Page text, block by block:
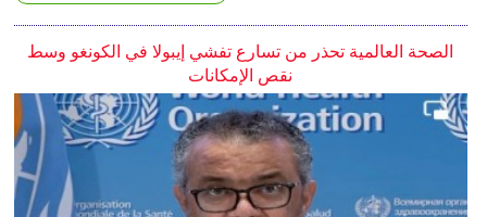
الصحة العالمية تحذر من تسارع تفشي إيبولا في الكونغو وسط
نقص الإمكانات